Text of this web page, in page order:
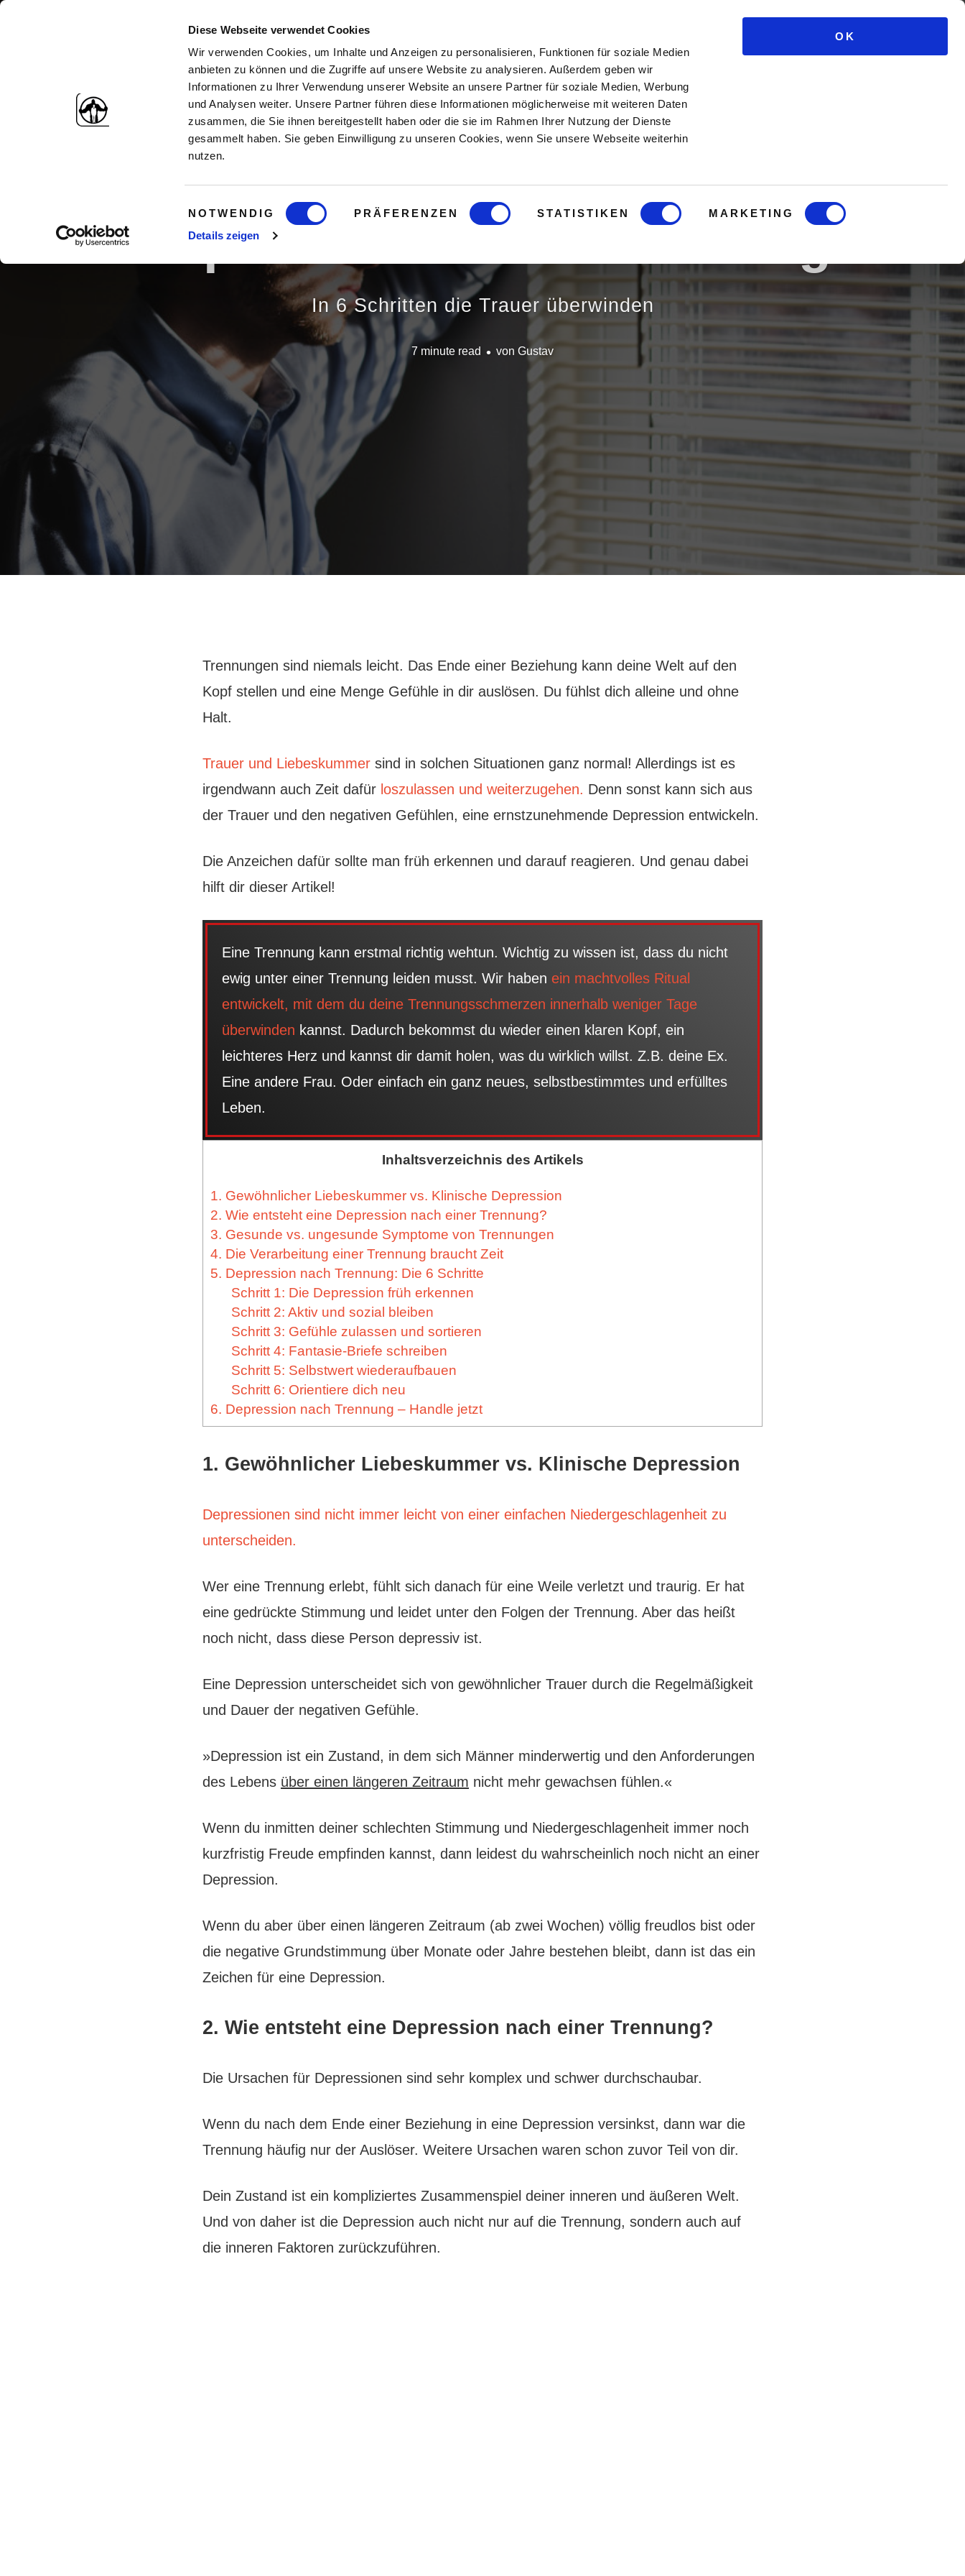
Diese Webseite verwendet Cookies
Wir verwenden Cookies, um Inhalte und Anzeigen zu personalisieren, Funktionen für soziale Medien
anbieten zu können und die Zugriffe auf unsere Website zu analysieren. Außerdem geben wir
Informationen zu Ihrer Verwendung unserer Website an unsere Partner für soziale Medien, Werbung
und Analysen weiter. Unsere Partner führen diese Informationen möglicherweise mit weiteren Daten
zusammen, die Sie ihnen bereitgestellt haben oder die sie im Rahmen Ihrer Nutzung der Dienste
gesammelt haben. Sie geben Einwilligung zu unseren Cookies, wenn Sie unsere Webseite weiterhin
nutzen.
Einwilligungsauswahl
NOTWENDIG PRÄFERENZEN STATISTIKEN
MARKETING
Details zeigen
OKBlog
Depression nach Trennung
In 6 Schritten die Trauer überwinden
7 minute read von Gustav
Trennungen sind niemals leicht. Das Ende einer Beziehung kann deine Welt auf den
Kopf stellen und eine Menge Gefühle in dir auslösen. Du fühlst dich alleine und ohne
Halt.
Trauer und Liebeskummer sind in solchen Situationen ganz normal! Allerdings ist es
irgendwann auch Zeit dafür loszulassen und weiterzugehen. Denn sonst kann sich aus
der Trauer und den negativen Gefühlen, eine ernstzunehmende Depression entwickeln.
Die Anzeichen dafür sollte man früh erkennen und darauf reagieren. Und genau dabei
hilft dir dieser Artikel!
Eine Trennung kann erstmal richtig wehtun. Wichtig zu wissen ist, dass du nicht
ewig unter einer Trennung leiden musst. Wir haben ein machtvolles Ritual
entwickelt, mit dem du deine Trennungsschmerzen innerhalb weniger Tage
überwinden kannst. Dadurch bekommst du wieder einen klaren Kopf, ein
leichteres Herz und kannst dir damit holen, was du wirklich willst. Z.B. deine Ex.
Eine andere Frau. Oder einfach ein ganz neues, selbstbestimmtes und erfülltes
Leben.
Inhaltsverzeichnis des Artikels
1. Gewöhnlicher Liebeskummer vs. Klinische Depression
2. Wie entsteht eine Depression nach einer Trennung?
3. Gesunde vs. ungesunde Symptome von Trennungen
4. Die Verarbeitung einer Trennung braucht Zeit
5. Depression nach Trennung: Die 6 Schritte
Schritt 1: Die Depression früh erkennen
Schritt 2: Aktiv und sozial bleiben
Schritt 3: Gefühle zulassen und sortieren
Schritt 4: Fantasie-Briefe schreiben
Schritt 5: Selbstwert wiederaufbauen
Schritt 6: Orientiere dich neu
6. Depression nach Trennung – Handle jetzt
1. Gewöhnlicher Liebeskummer vs. Klinische Depression
Depressionen sind nicht immer leicht von einer einfachen Niedergeschlagenheit zu
unterscheiden.
Wer eine Trennung erlebt, fühlt sich danach für eine Weile verletzt und traurig. Er hat
eine gedrückte Stimmung und leidet unter den Folgen der Trennung. Aber das heißt
noch nicht, dass diese Person depressiv ist.
Eine Depression unterscheidet sich von gewöhnlicher Trauer durch die Regelmäßigkeit
und Dauer der negativen Gefühle.
»Depression ist ein Zustand, in dem sich Männer minderwertig und den Anforderungen
des Lebens über einen längeren Zeitraum nicht mehr gewachsen fühlen.«
Wenn du inmitten deiner schlechten Stimmung und Niedergeschlagenheit immer noch
kurzfristig Freude empfinden kannst, dann leidest du wahrscheinlich noch nicht an einer
Depression.
Wenn du aber über einen längeren Zeitraum (ab zwei Wochen) völlig freudlos bist oder
die negative Grundstimmung über Monate oder Jahre bestehen bleibt, dann ist das ein
Zeichen für eine Depression.
2. Wie entsteht eine Depression nach einer Trennung?
Die Ursachen für Depressionen sind sehr komplex und schwer durchschaubar.
Wenn du nach dem Ende einer Beziehung in eine Depression versinkst, dann war die
Trennung häufig nur der Auslöser. Weitere Ursachen waren schon zuvor Teil von dir.
Dein Zustand ist ein kompliziertes Zusammenspiel deiner inneren und äußeren Welt.
Und von daher ist die Depression auch nicht nur auf die Trennung, sondern auch auf
die inneren Faktoren zurückzuführen.